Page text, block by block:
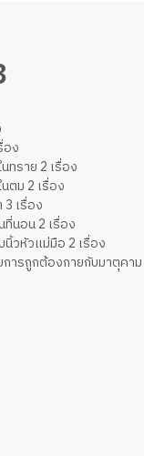
อง
ทราย 2 เรื่อง
ตม 2 เรื่อง
เรื่อง
นอน 2 เรื่อง
วหัวแม่มือ 2 เรื่อง
ารถูกต้องกายกับมาตุคาม